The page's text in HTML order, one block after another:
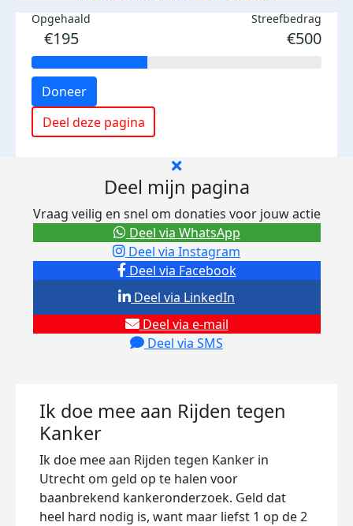
Opgehaald
€195
Streefbedrag
€500
Doneer
Deel deze pagina
Deel mijn pagina
Vraag veilig en snel om donaties voor jouw actie
Deel via Facebook
Deel via Instagram
Deel via e-mail
Deel via SMS
Deel via LinkedIn
Deel via WhatsApp
Ik doe mee aan Rijden tegen
Kanker
Ik doe mee aan Rijden tegen Kanker in
Utrecht om geld op te halen voor
baanbrekend kankeronderzoek. Geld dat
heel hard nodig is, want maar liefst 1 op de 2